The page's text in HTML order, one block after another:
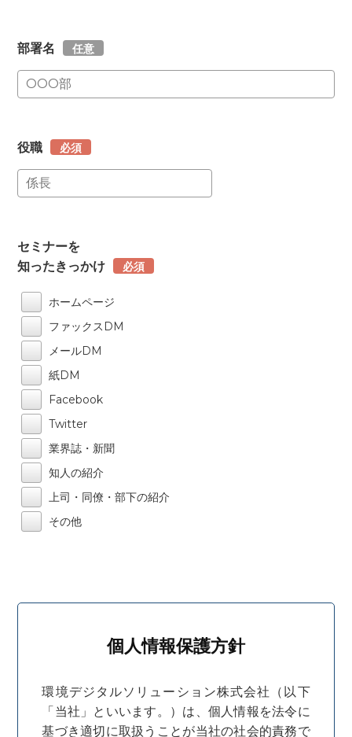
部署名 任意
役職 必須
セミナーを
知ったきっかけ
必須
ホームページ
ファックスDM
メールDM
紙DM
Facebook
Twitter
業界誌・新聞
知人の紹介
上司・同僚・部下の紹介
その他
個人情報保護方針
環境デジタルソリューション株式会社（以下
「当社」といいます。）は、個人情報を法令に
基づき適切に取扱うことが当社の社会的責務で